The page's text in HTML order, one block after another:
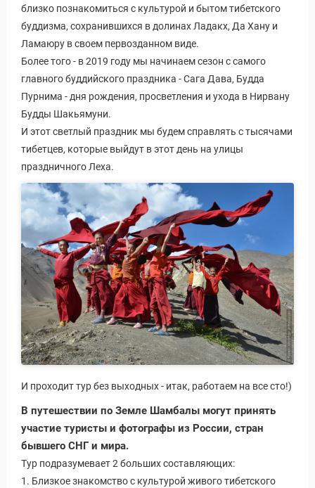
близко познакомиться с культурой и бытом тибетского
буддизма, сохранившихся в долинах Ладакх, Да Хану и
Ламаюру в своем первозданном виде.
Более того - в 2019 году мы начинаем сезон с самого
главного буддийского праздника - Сага Дава, Будда
Пурнима - дня рождения, просветления и ухода в Нирвану
Будды Шакьямуни.
И этот светлый праздник мы будем справлять с тысячами
тибетцев, которые выйдут в этот день на улицы
праздничного Леха.
И проходит тур без выходных - итак, работаем на все сто!)
В путешествии по Земле Шамбалы могут принять
участие туристы и фотографы из России, стран
бывшего СНГ и мира.
Тур подразумевает 2 больших составляющих:
1. Близкое знакомство с культурой живого тибетского